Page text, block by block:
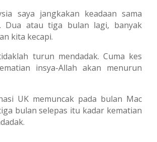
saya jangkakan keadaan sama
Dua atau tiga bulan lagi, banyak
kita kecapi.
turun mendadak. Cuma kes
insya-Allah akan menurun
UK memuncak pada bulan Mac
bulan selepas itu kadar kematian